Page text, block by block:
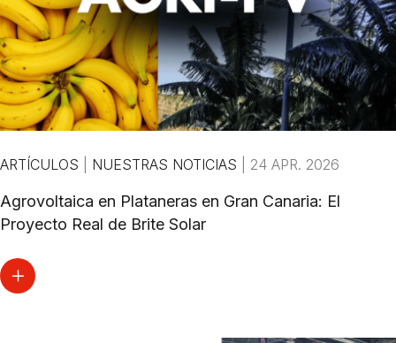
ARTÍCULOS NUESTRAS NOTICIAS 24 APR. 2026
Agrovoltaica en Plataneras en Gran Canaria: El
Proyecto Real de Brite Solar